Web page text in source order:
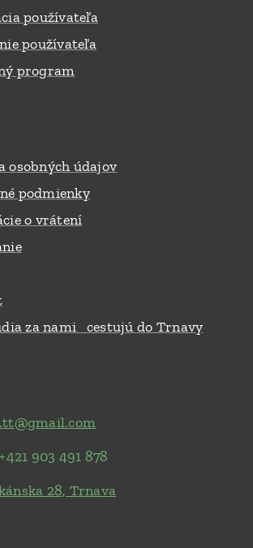
používateľa
používateľa
program
osobných údajov
podmienky
o vrátení
za nami cestujú do Trnavy
903 491 878
28, Trnava